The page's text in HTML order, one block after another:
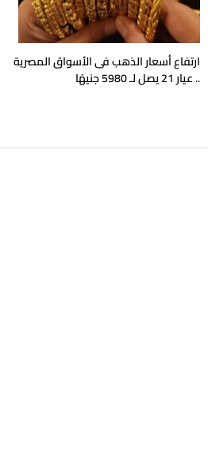
ارتفاع أسعار الذهب فى الأسواق المصرية
.. عيار 21 يصل لـ 5980 جنيهًا